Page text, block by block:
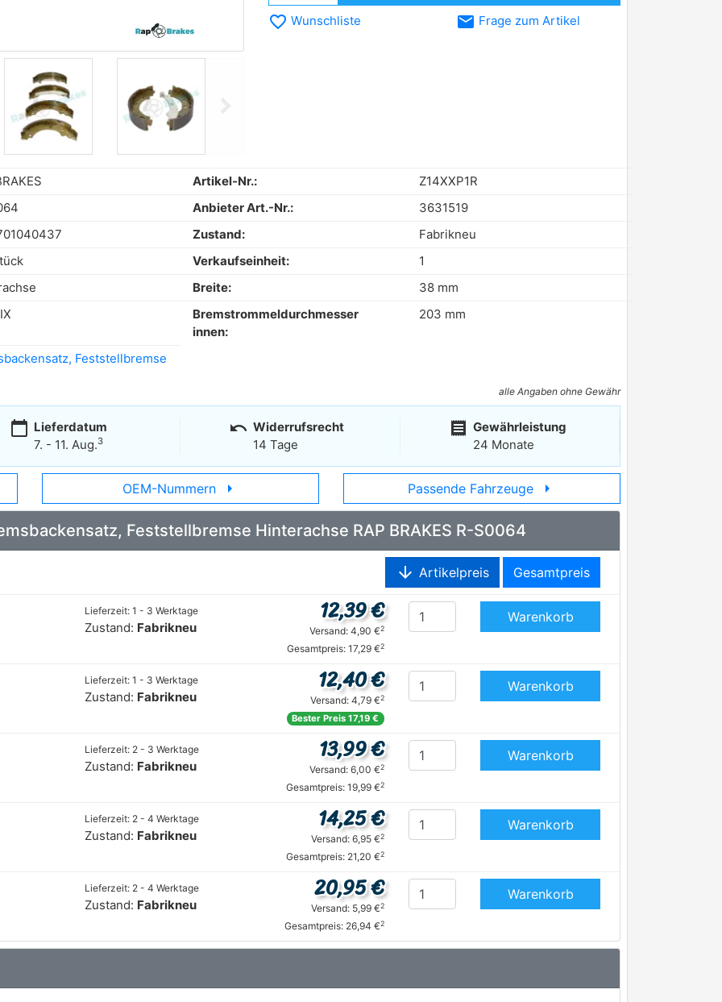
favorite_border Wunschliste email Frage zum Artikel
Artikel-Nr.:
Z14XXP1R
Anbieter Art.-Nr.:
3631519
Zustand:
Fabrikneu
Verkaufseinheit:
1
Breite:
38 mm
Bremstrommeldurchmesser
innen:
203 mm
Feststellbremse
alle Angaben ohne Gewähr
calendar_today Lieferdatum
7. - 11. Aug.3
undo Widerrufsrecht
14 Tage
receipt Gewährleistung
24 Monate
OEM-Nummern arrow_right Passende Fahrzeuge arrow_right
Feststellbremse Hinterachse RAP BRAKES R-S0064
arrow_downward Artikelpreis Gesamtpreis
Lieferzeit: 1 - 3 Werktage
Zustand: Fabrikneu
12,39 €
Versand: 4,90 €2
Gesamtpreis: 17,29 €2
Warenkorb
Lieferzeit: 1 - 3 Werktage
Zustand: Fabrikneu
12,40 €
Versand: 4,79 €2
Bester Preis 17,19 €
Warenkorb
Lieferzeit: 2 - 3 Werktage
Zustand: Fabrikneu
13,99 €
Versand: 6,00 €2
Gesamtpreis: 19,99 €2
Warenkorb
Lieferzeit: 2 - 4 Werktage
Zustand: Fabrikneu
14,25 €
Versand: 6,95 €2
Gesamtpreis: 21,20 €2
Warenkorb
Lieferzeit: 2 - 4 Werktage
Zustand: Fabrikneu
20,95 €
Versand: 5,99 €2
Gesamtpreis: 26,94 €2
Warenkorb